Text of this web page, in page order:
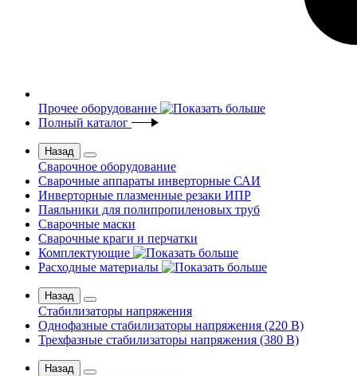
Прочее оборудование
Полный каталог
Назад
Сварочное оборудование
Сварочные аппараты инверторные САИ
Инверторные плазменные резаки ИПР
Паяльники для полипропиленовых труб
Сварочные маски
Сварочные краги и перчатки
Комплектующие
Расходные материалы
Назад
Стабилизаторы напряжения
Однофазные стабилизаторы напряжения (220 В)
Трехфазные стабилизаторы напряжения (380 В)
Назад